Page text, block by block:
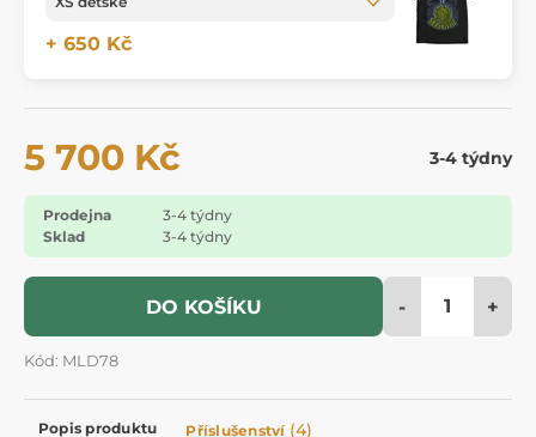
+ 650 Kč
5 700 Kč 3-4 týdny
Prodejna
3-4 týdny
Sklad
3-4 týdny
DO KOŠÍKU - +
Kód: MLD78
Popis produktu Příslušenství (4)